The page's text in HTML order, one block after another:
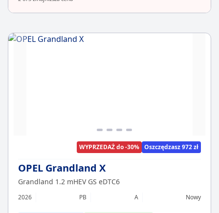
WYPRZEDAŻ do -30% Oszczędzasz 972 zł
OPEL Grandland X
Grandland 1.2 mHEV GS eDTC6
2026 PB A Nowy